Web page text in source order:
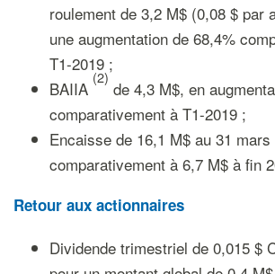
roulement de 3,2 M$ (0,08 $ par
une augmentation de 68,4%
T1-2019 ;
BAIIA
(2)
de 4,3 M$, en
comparativement à T1-2019 ;
Encaisse de 16,1 M$ au 31 mars
comparativement à 6,7 M$ à fin
Retour aux actionnaires
Dividende trimestriel de 0,015 $